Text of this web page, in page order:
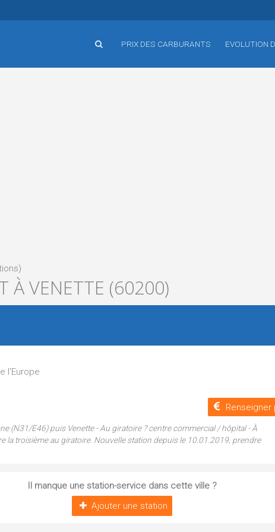
PRIX DES CARBURANTS EVOLUTION
À VENETTE (60200)
l'Europe
Renseigner
(N31/E46) puis Venette - Au giratoire ? centre commercial / hôpital - À
la troisième au giratoire. Nouvelle station depuis le 10.01.2019, prendre
Il manque une station-service dans cette ville ?
Ajouter une station